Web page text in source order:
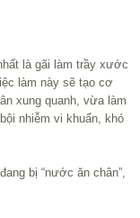
là gãi làm trầy xước
làm này sẽ tạo cơ
xung quanh, vừa làm
nhiễm vi khuẩn, khó
bị “nước ăn chân”,